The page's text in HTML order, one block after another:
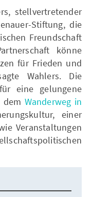
stellvertretender
Stiftung, die
Freundschaft
könne
für Frieden und
Wahlers. Die
eine gelungene
dem Wanderweg in
einer
Veranstaltungen